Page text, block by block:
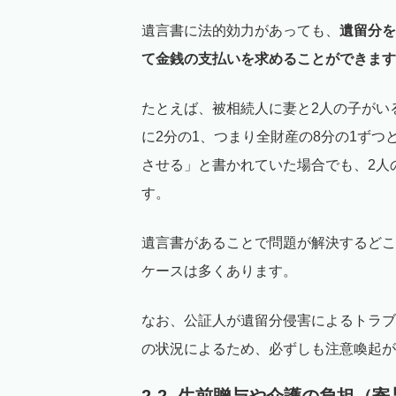
遺言書に法的効力があっても、 遺留分
て金銭の支払いを求めることができます
たとえば、被相続人に妻と2人の子が
に2分の1、つまり全財産の8分の1ずつ
させる」と書かれていた場合でも、2
す。
遺言書があることで問題が解決するど
ケースは多くあります。
なお、公証人が遺留分侵害によるトラ
の状況によるため、必ずしも注意喚起